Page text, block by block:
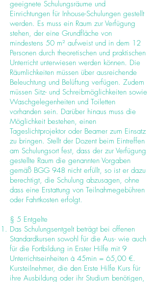
geeignete Schulungsräume und
Einrichtungen für Inhouse-Schulungen gestellt
werden. Es muss ein Raum zur Verfügung
stehen, der eine Grundfläche von
mindestens 50 m² aufweist und in dem 12
Personen durch theoretischen und praktischen
Unterricht unterwiesen werden können. Die
Räumlichkeiten müssen über ausreichende
Beleuchtung und Belüftung verfügen. Zudem
müssen Sitz- und Schreibmöglichkeiten sowie
Waschgelegenheiten und Toiletten
vorhanden sein. Darüber hinaus muss die
Möglichkeit bestehen, einen
Tageslichtprojektor oder Beamer zum Einsatz
zu bringen. Stellt der Dozent beim Eintreffen
am Schulungsort fest, dass der zur Verfügung
gestellte Raum die genannten Vorgaben
gemäß BGG 948 nicht erfüllt, so ist er dazu
berechtigt, die Schulung abzusagen, ohne
dass eine Erstattung von Teilnahmegebühren
oder Fahrtkosten erfolgt.
§ 5 Entgelte
Das Schulungsentgelt beträgt bei offenen
Standardkursen sowohl für die Aus- wie auch
für die Fortbildung in Erster Hilfe mit 9
Unterrichtseinheiten à 45min = 65,00 €.
Kursteilnehmer, die den Erste Hilfe Kurs für
ihre Ausbildung oder ihr Studium benötigen,